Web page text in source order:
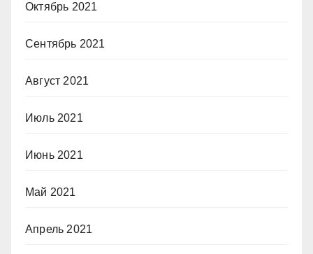
Октябрь 2021
Сентябрь 2021
Август 2021
Июль 2021
Июнь 2021
Май 2021
Апрель 2021